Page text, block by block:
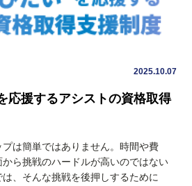
2025.10.07
応援するアシストの資格取得
は簡単ではありません。時間や費
ら挑戦のハードルが高いのではない
、そんな挑戦を後押しするために